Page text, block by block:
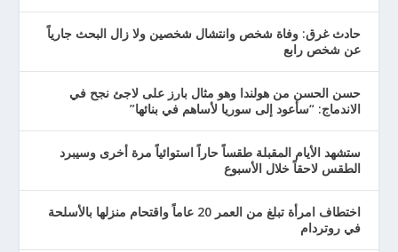
حادث غرق: وفاة شخص وانتشال شخصين ولا زال البحث جارياً
عن شخص رابع
حسن الحسن من هولندا وهو مثال بارز على لاجئ نجح في
الاندماج: “سأعود إلى سوريا لأساهم في بنائها”
ستشهد الأيام المقبلة طقساً حاراً استوائياً مرة أخرى وسيبرد
الطقس لاحقاً خلال الأسبوع
اختطاف امرأة تبلغ من العمر 20 عاماً واقتحام منزلها بالأسلحة
في روتردام